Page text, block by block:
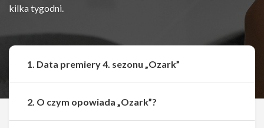
kilka tygodni.
1. Data premiery 4. sezonu „Ozark”
2. O czym opowiada „Ozark”?